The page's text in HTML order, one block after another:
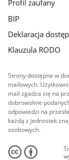
Profil zaufany
BIP
Deklaracja
Klauzula RODO
Strony dostępne w
mailowych.
mail zgadza się na
dobrowolnie
odpowiedzi na
każdą z jednostek
osobowych.